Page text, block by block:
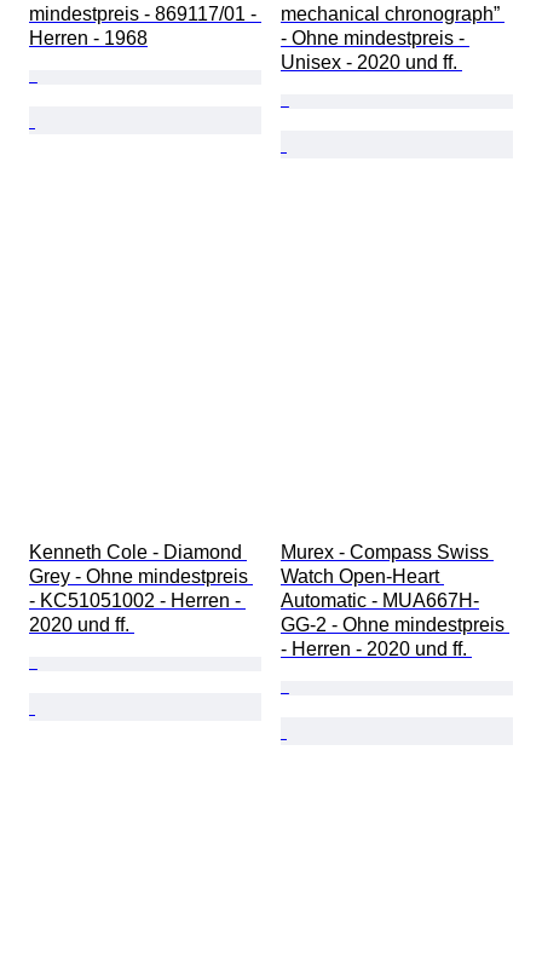
mindestpreis - 869117/01 -
Herren - 1968
mechanical chronograph”
- Ohne mindestpreis -
Unisex - 2020 und ff.
Kenneth Cole - Diamond
Grey - Ohne mindestpreis
- KC51051002 - Herren -
2020 und ff.
Murex - Compass Swiss
Watch Open-Heart
Automatic - MUA667H-
GG-2 - Ohne mindestpreis
- Herren - 2020 und ff.